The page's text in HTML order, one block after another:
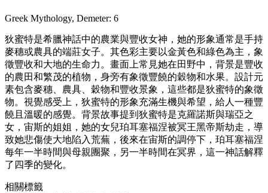
Greek Mythology, Demeter: 6
狄蜜特是希臘神話中的農業與豐收女神，她的形象通常是手持
麥穗或農具的端莊女子。其色彩主要以金黃色和綠色為主，象
徵豐收和大地的生命力。畫面上常見她在田野中，背景是豐收
的農田和繁茂的植物，身旁有象徵豐饒的穀物和水果。設計元
素包含麥穗、農具、穀物和豐收景象，這些都是狄蜜特的象徵
物。視覺感受上，狄蜜特的形象充滿生機與希望，給人一種豐
饒且溫暖的感覺。背景故事提到狄蜜特是克羅諾斯與瑞亞之
女，宙斯的姐姐，她的女兒珀耳塞福涅被冥王黑帝斯劫走，導
致她悲傷使大地陷入荒蕪，後來在宙斯的調停下，珀耳塞福涅
每年一半時間與母親團聚，另一半時間在冥界，這一神話解釋
了四季的變化。
相關標籤